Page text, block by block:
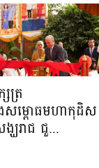
ត្រ
សម្ពោធមហាកុដិស
ង្ឃរាជ ជួ...